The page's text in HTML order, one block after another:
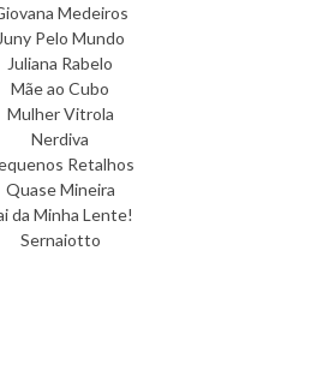
Medeiros
Juny Pelo Mundo
Juliana Rabelo
Mãe ao Cubo
Mulher Vitrola
Nerdiva
Retalhos
Quase Mineira
da Minha Lente!
Sernaiotto